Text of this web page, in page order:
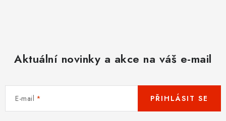
Aktuální novinky a akce na váš e-mail
E-mail PŘIHLÁSIT SE